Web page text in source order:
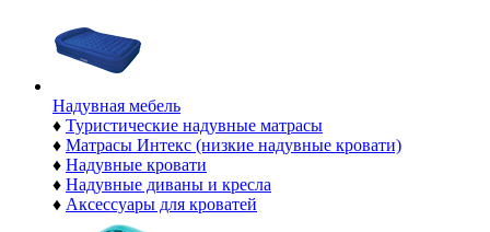
Надувная мебель
♦ Туристические надувные матрасы
♦ Матрасы Интекс (низкие надувные кровати)
♦ Надувные кровати
♦ Надувные диваны и кресла
♦ Аксессуары для кроватей